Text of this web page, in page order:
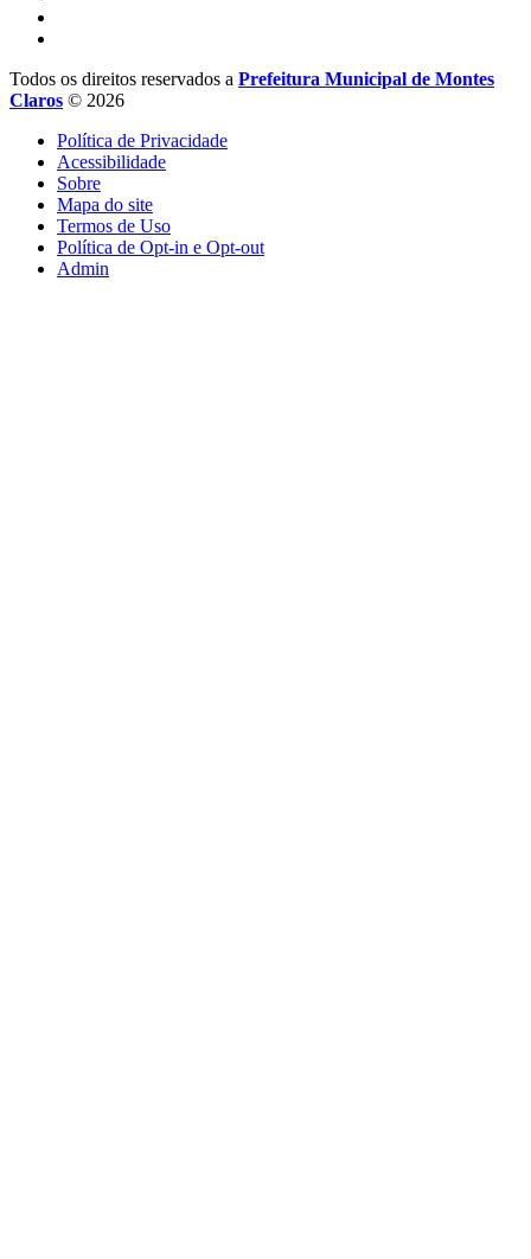
Todos os direitos reservados a Prefeitura Municipal de Montes
Claros © 2026
Política de Privacidade
Acessibilidade
Sobre
Mapa do site
Termos de Uso
Política de Opt-in e Opt-out
Admin